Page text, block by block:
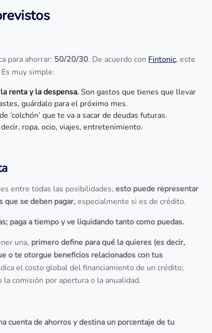
para ahorrar: 50/20/30. De acuerdo con Fintonic, este
Es muy simple:
renta y la despensa.Son gastos que tienes que llevar
guárdalo para el próximo mes.
‘colchón’ que te va a sacar de deudas futuras.
ropa, ocio, viajes, entretenimiento.
entre todas las posibilidades, esto puede representar
que se deben pagar,especialmente si es de crédito.
paga a tiempo y ve liquidando tanto como puedas.
una, primero define para qué la quieres (es decir,
o te otorgue beneficios relacionados con tus
el costo global del financiamiento de un crédito;
comisión por apertura o la anualidad.
cuenta de ahorros y destina un porcentaje de tu